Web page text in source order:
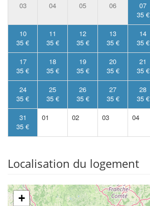
03 04 05 06
07
35 €
10
35 €
11
35 €
12
35 €
13
35 €
14
35 €
17
35 €
18
35 €
19
35 €
20
35 €
21
35 €
24
35 €
25
35 €
26
35 €
27
35 €
28
35 €
31
35 €
01 02 03 04
Localisation du logement
+